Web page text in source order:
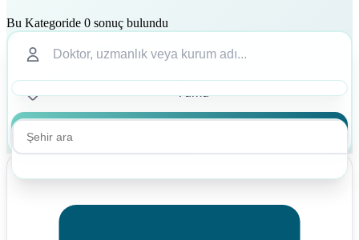
Bu Kategoride 0 sonuç bulundu